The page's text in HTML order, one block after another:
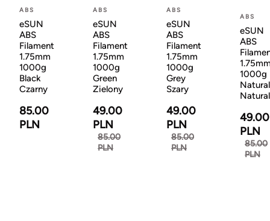
ABS
eSUN
ABS
Filament
1.75mm
1000g
Black
Czarny
85.00
PLN
ABS
eSUN
ABS
Filament
1.75mm
1000g
Green
Zielony
49.00
PLN
85.00
PLN
ABS
eSUN
ABS
Filament
1.75mm
1000g
Grey
Szary
49.00
PLN
85.00
PLN
ABS
eSUN
ABS
1000g
Natural
49.00
PLN
85.00
PLN